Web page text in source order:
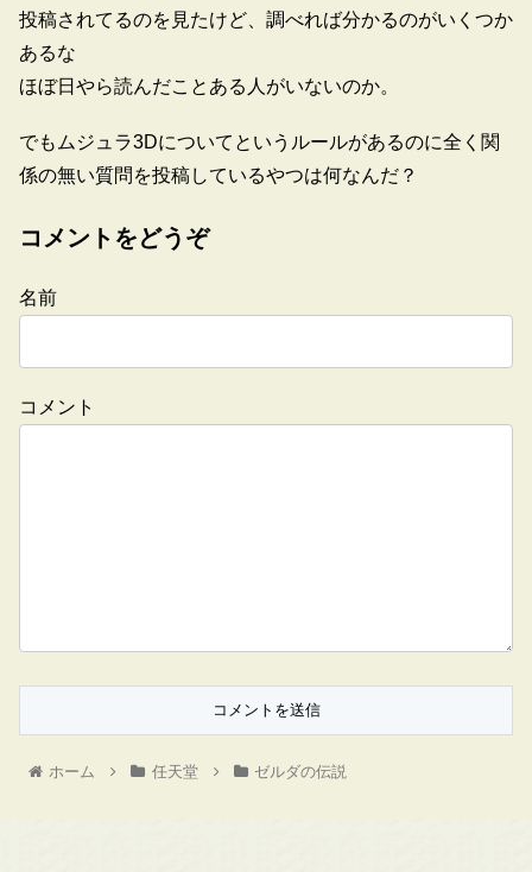
投稿されてるのを見たけど、調べれば分かるのがいくつか
あるな
ほぼ日やら読んだことある人がいないのか。
でもムジュラ3Dについてというルールがあるのに全く関
係の無い質問を投稿しているやつは何なんだ？
コメントをどうぞ
名前
コメント
ホーム 任天堂 ゼルダの伝説